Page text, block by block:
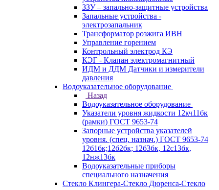
ЗЗУ – запально-защитные устройства
Запальные устройства -
электрозапальник
Трансформатор розжига ИВН
Управление горением
Контрольный электрод КЭ
КЭГ - Клапан электромагнитный
ИДМ и ДДМ Датчики и измерители
давления
Водоуказательное оборудование
Назад
Водоуказательное оборудование
Указатели уровня жидкости 12кч11бк
(рамки) ГОСТ 9653-74
Запорные устройства указателей
уровня. (спец. назнач.) ГОСТ 9653-74
12б1бк;12б2бк; 12б3бк, 12с13бк,
12нж13бк
Водоуказательные приборы
специального назначения
Стекло Клингера-Стекло Дюренса-Стекло